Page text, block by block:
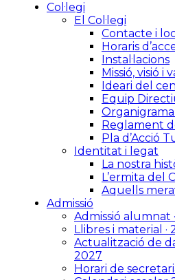
Col·legi
El Col·legi
Contacte i
Horaris
Instal·lacions
Missió, visió i
Ideari del
Equip
Reglament
Pla d’Acció
Identitat i legat
La nostra
L’ermita del
Aquells
Admissió
Admissió alumnat
Llibres i material ·
Actualització de
2027
Horari de